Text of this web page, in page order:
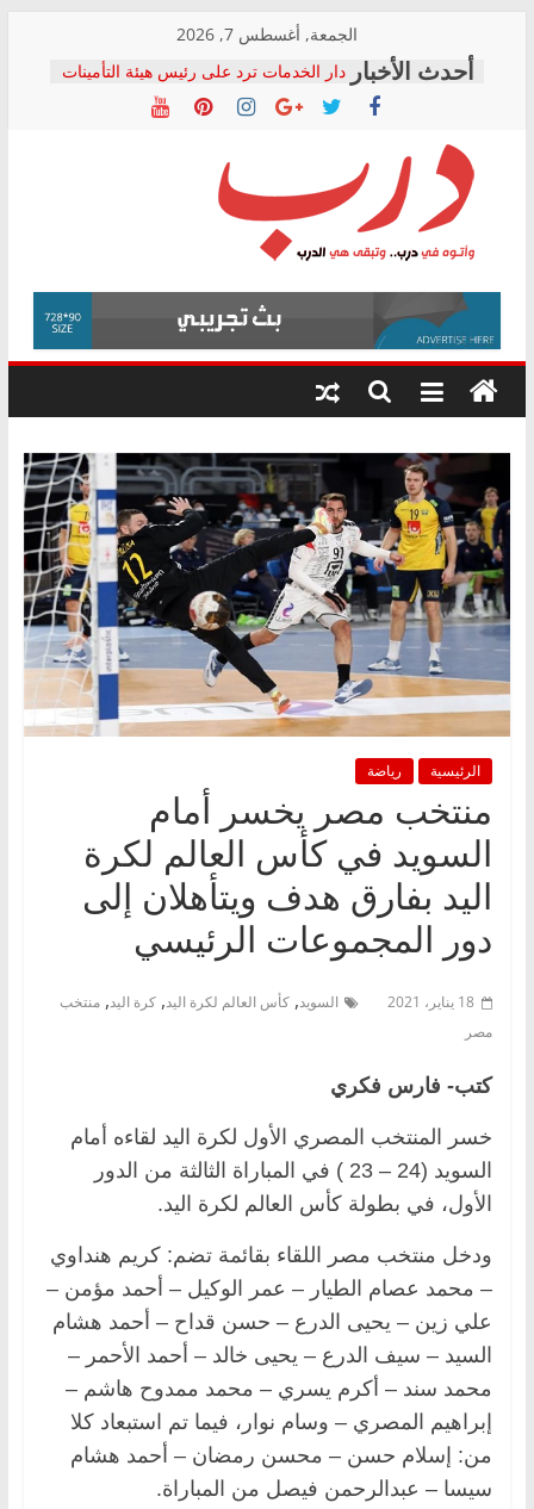
content
الجمعة, أغسطس 7, 2026
دار الخدمات ترد على رئيس هيئة التأمينات
بعد مؤتمره الصحفي: إنكار الأزمة لا ينهي
معاناة أصحاب المعاشات.. ونطالب بكشف
فرحات سليمان يكتب: القطاع الصحي إلى
أين؟
حزب التحالف الشعبي يطلق لجنة “الحق
في الصحة” بالإسكندرية لرصد الانتهاكات
ودعم المرضى
الوزاري لمدينة الصحفيين.. وانتهاء أعمال
إنشاء المبنى الإداري
المجلس القومي لحقوق الإنسان يعلن
متابعة قضية الدكتور محمد زهران.. ويؤكد:
قرينة البراءة وضمانات المحاكمة العادلة
درب
وأتوه
درب..
وتبقى
هي
الرئيسية رياضة
منتخب مصر يخسر أمام
السويد في كأس العالم لكرة
اليد بفارق هدف ويتأهلان إلى
دور المجموعات الرئيسي
18 يناير، 2021 السويد, كأس العالم لكرة اليد, كرة اليد, منتخب
مصر
كتب- فارس فكري
خسر المنتخب المصري الأول لكرة اليد لقاءه أمام
السويد (24 – 23 ) في المباراة الثالثة من الدور
الأول، في بطولة كأس العالم لكرة اليد.
ودخل منتخب مصر اللقاء بقائمة تضم: كريم هنداوي
– محمد عصام الطيار – عمر الوكيل – أحمد مؤمن –
علي زين – يحيى الدرع – حسن قداح – أحمد هشام
السيد – سيف الدرع – يحيى خالد – أحمد الأحمر –
محمد سند – أكرم يسري – محمد ممدوح هاشم –
إبراهيم المصري – وسام نوار، فيما تم استبعاد كلا
من: إسلام حسن – محسن رمضان – أحمد هشام
سيسا – عبدالرحمن فيصل من المباراة.